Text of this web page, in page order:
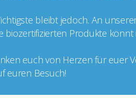
bleibt jedoch. An
biozertifizierten Produkte
euch von Herzen für euer
euren Besuch!